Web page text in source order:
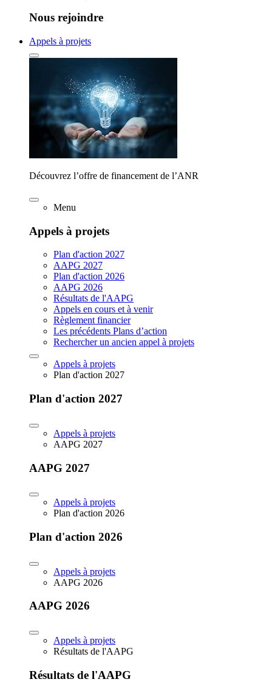
Nous rejoindre
Appels à projets
Découvrez l’offre de financement de l’ANR
Menu
Appels à projets
Plan d'action 2027
AAPG 2027
Plan d'action 2026
AAPG 2026
Résultats de l'AAPG
Appels en cours et à venir
Règlement financier
Les précédents Plans d’action
Rechercher un ancien appel à projets
Appels à projets
Plan d'action 2027
Plan d'action 2027
Appels à projets
AAPG 2027
AAPG 2027
Appels à projets
Plan d'action 2026
Plan d'action 2026
Appels à projets
AAPG 2026
AAPG 2026
Appels à projets
Résultats de l'AAPG
Résultats de l'AAPG